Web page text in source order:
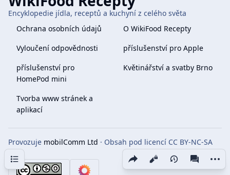
Share this page
Zobrazení
Obsah
Encyklopedie jídla, receptů a kuchyní z celého světa
Ochrana osobních údajů
O WikiFood Recepty
Vyloučení odpovědnosti
příslušenství pro Apple
příslušenství pro
HomePod mini
Květinářství a svatby Brno
Tvorba www stránek a
aplikací
Provozuje mobilComm Ltd · Obsah pod licencí CC BY-NC-SA
4.0